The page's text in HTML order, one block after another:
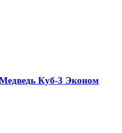
Куб-3 Эконом